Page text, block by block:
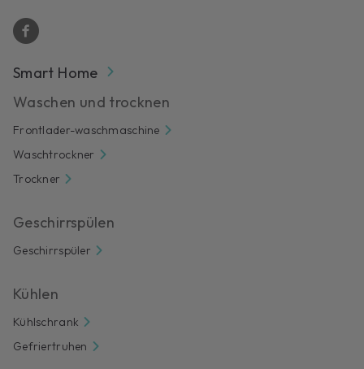
Smart Home
Waschen und trocknen
Frontlader-waschmaschine
Waschtrockner
Trockner
Geschirrspülen
Geschirrspüler
Kühlen
Kühlschrank
Gefriertruhen